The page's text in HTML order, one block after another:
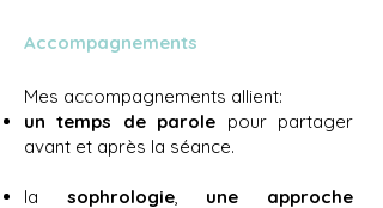
Accompagnements
Mes accompagnements allient:
un temps de parole pour partager
avant et après la séance.
la sophrologie, une approche